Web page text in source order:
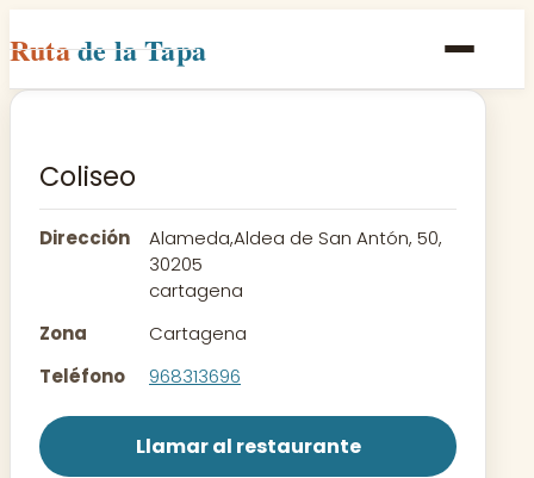
Rutade la Tapa
Inicio
Rutas
Contacto
Coliseo
Dirección
Alameda,Aldea de San Antón, 50,
30205
cartagena
Zona
Cartagena
Teléfono
968313696
Llamar al restaurante